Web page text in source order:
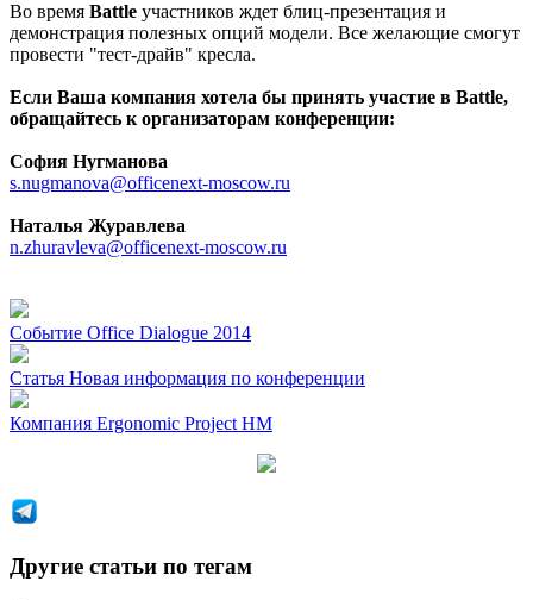
Во время Battle участников ждет блиц-презентация и
демонстрация полезных опций модели. Все желающие смогут
провести "тест-драйв" кресла.
Если Ваша компания хотела бы принять участие в Battle,
обращайтесь к организаторам конференции:
София Нугманова
s.nugmanova@officenext-moscow.ru
Наталья Журавлева
n.zhuravleva@officenext-moscow.ru
Событие Office Dialogue 2014
Статья Новая информация по конференции
Компания Ergonomic Project HM
Другие статьи по тегам